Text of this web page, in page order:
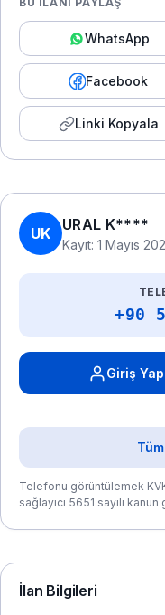
WhatsApp
Facebook
Linki Kopyala
UK
URAL K****
Kayıt: 1 Mayıs
+90
Giriş
Telefonu görüntülemek
sağlayıcı 5651 sayılı
İlan Bilgileri